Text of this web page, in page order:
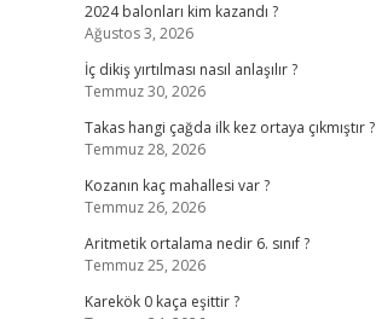
2024 balonları kim kazandı ?
Ağustos 3, 2026
İç dikiş yırtılması nasıl anlaşılır ?
Temmuz 30, 2026
Takas hangi çağda ilk kez ortaya çıkmıştır ?
Temmuz 28, 2026
Kozanın kaç mahallesi var ?
Temmuz 26, 2026
Aritmetik ortalama nedir 6. sınıf ?
Temmuz 25, 2026
Karekök 0 kaça eşittir ?